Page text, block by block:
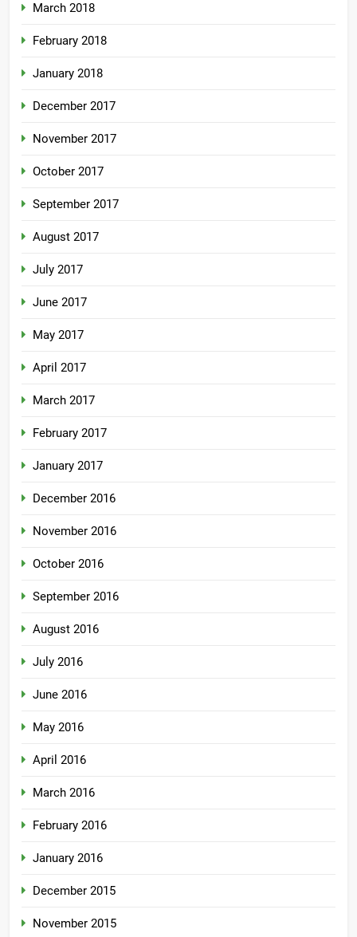
March 2018
February 2018
January 2018
December 2017
November 2017
October 2017
September 2017
August 2017
July 2017
June 2017
May 2017
April 2017
March 2017
February 2017
January 2017
December 2016
November 2016
October 2016
September 2016
August 2016
July 2016
June 2016
May 2016
April 2016
March 2016
February 2016
January 2016
December 2015
November 2015